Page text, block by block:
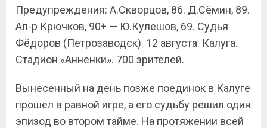
Предупреждения: А.Скворцов, 86. Д.Сёмин, 89.
Ал-р Крючков, 90+ — Ю.Кулешов, 69. Судья
Фёдоров (Петрозаводск). 12 августа. Калуга.
Стадион «Анненки». 700 зрителей.
Вынесенный на день позже поединок в Калуге
прошёл в равной игре, а его судьбу решил один
эпизод во втором тайме. На протяжении всей